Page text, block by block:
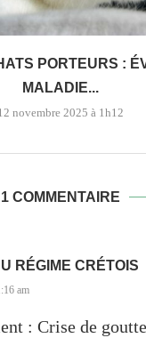
PORTEURS :
MALADIE...
novembre 2025 à 1h12
1 COMMENTAIRE
RÉGIME CRÉTOIS
am
: Crise de